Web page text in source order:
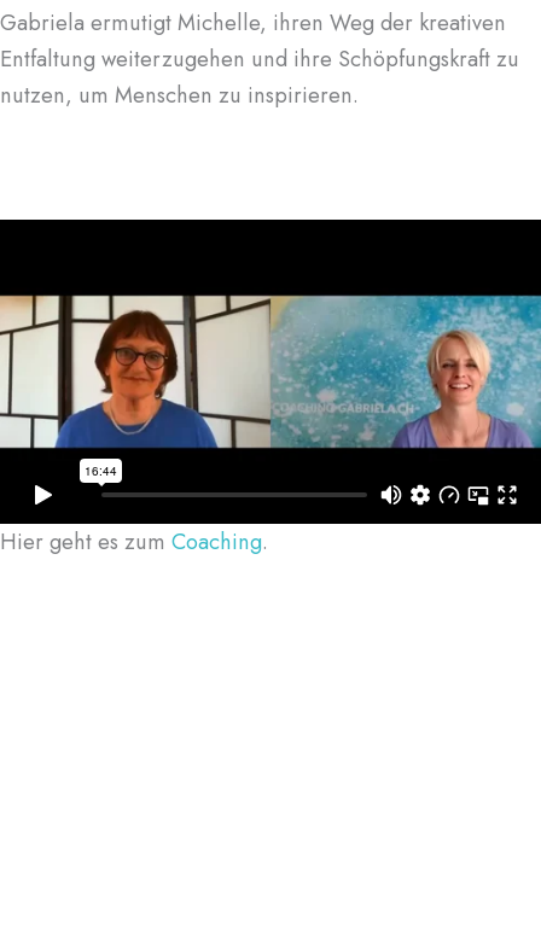
Gabriela ermutigt Michelle, ihren Weg der kreativen
Entfaltung weiterzugehen und ihre Schöpfungskraft zu
nutzen, um Menschen zu inspirieren.
Hier geht es zum Coaching.